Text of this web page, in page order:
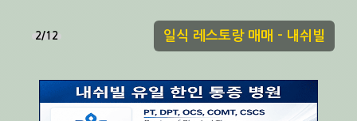
3/12 집융자 전문 - Amy Choi